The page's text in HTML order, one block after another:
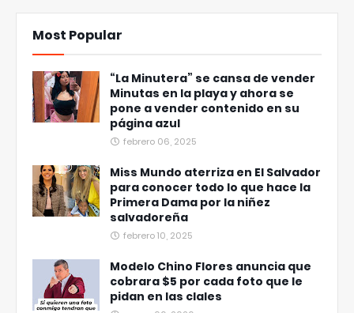
Most Popular
“La Minutera” se cansa de vender
Minutas en la playa y ahora se
pone a vender contenido en su
página azul
febrero 06, 2025
Miss Mundo aterriza en El Salvador
para conocer todo lo que hace la
Primera Dama por la niñez
salvadoreña
febrero 10, 2025
Modelo Chino Flores anuncia que
cobrara $5 por cada foto que le
pidan en las clales